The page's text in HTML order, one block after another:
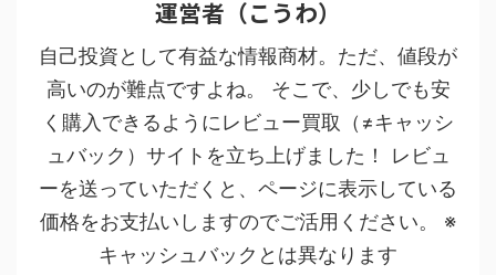
運営者（こうわ）
自己投資として有益な情報商材。ただ、値段が
高いのが難点ですよね。 そこで、少しでも安
く購入できるようにレビュー買取（≠キャッシ
ュバック）サイトを立ち上げました！ レビュ
ーを送っていただくと、ページに表示している
価格をお支払いしますのでご活用ください。 ※
キャッシュバックとは異なります